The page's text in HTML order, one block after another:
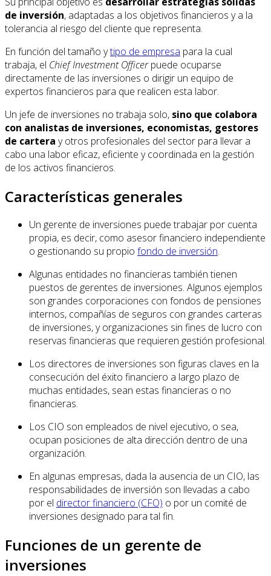
de inversión, adaptadas a los objetivos financieros y a la
tolerancia al riesgo del cliente que representa.
En función del tamaño ytipo de empresa para la cual
trabaja, el Chief Investment Officerpuede ocuparse
directamente de las inversiones o dirigir un equipo de
expertos financieros para que realicen esta labor.
Un jefe de inversiones no trabaja solo, sino que colabora
con analistas de inversiones, economistas, gestores
de cartera y otros profesionales del sector para llevar a
cabo una labor eficaz, eficiente y coordinada en la gestión
de los activos financieros.
Características generales
Un gerente de inversiones puede trabajar por cuenta
propia, es decir, como asesor financiero independiente
o gestionando su propio fondo de inversión.
Algunas entidades no financieras también tienen
puestos de gerentes de inversiones. Algunos ejemplos
son grandes corporaciones con fondos de pensiones
internos, compañías de seguros con grandes carteras
de inversiones, y organizaciones sin fines de lucro con
reservas financieras que requieren gestión profesional.
Los directores de inversiones son figuras claves en la
consecución del éxito financiero a largo plazo de
muchas entidades, sean estas financieras o no
financieras.
Los CIO son empleados de nivel ejecutivo, o sea,
ocupan posiciones de alta dirección dentro de una
organización.
En algunas empresas, dada la ausencia de un CIO, las
responsabilidades de inversión son llevadas a cabo
por el director financiero (CFO) o por un comité de
inversiones designado para tal fin.
Funciones de un gerente de
inversiones